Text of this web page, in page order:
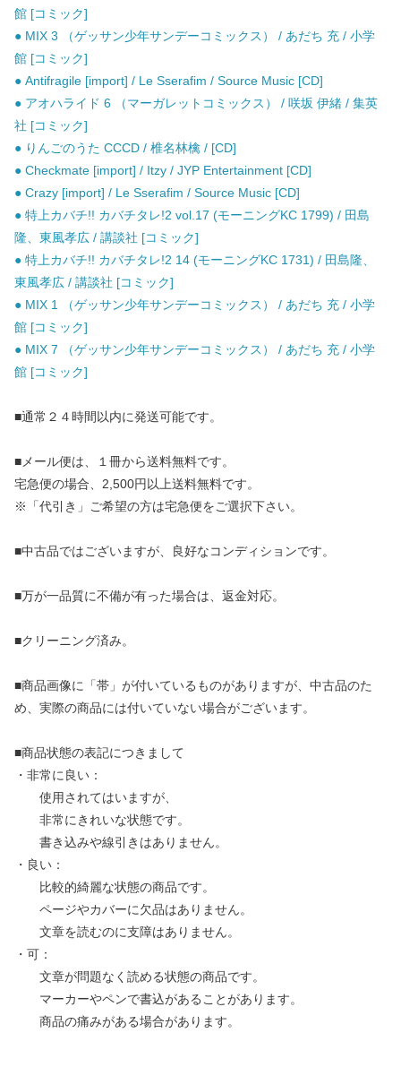
館 [コミック]
● MIX 3 （ゲッサン少年サンデーコミックス） / あだち 充 / 小学
館 [コミック]
● Antifragile [import] / Le Sserafim / Source Music [CD]
● アオハライド 6 （マーガレットコミックス） / 咲坂 伊緒 / 集英
社 [コミック]
● りんごのうた CCCD / 椎名林檎 / [CD]
● Checkmate [import] / Itzy / JYP Entertainment [CD]
● Crazy [import] / Le Sserafim / Source Music [CD]
● 特上カバチ!! カバチタレ!2 vol.17 (モーニングKC 1799) / 田島
隆、東風孝広 / 講談社 [コミック]
● 特上カバチ!! カバチタレ!2 14 (モーニングKC 1731) / 田島隆、
東風孝広 / 講談社 [コミック]
● MIX 1 （ゲッサン少年サンデーコミックス） / あだち 充 / 小学
館 [コミック]
● MIX 7 （ゲッサン少年サンデーコミックス） / あだち 充 / 小学
館 [コミック]
■通常２４時間以内に発送可能です。
■メール便は、１冊から送料無料です。
宅急便の場合、2,500円以上送料無料です。
※「代引き」ご希望の方は宅急便をご選択下さい。
■中古品ではございますが、良好なコンディションです。
■万が一品質に不備が有った場合は、返金対応。
■クリーニング済み。
■商品画像に「帯」が付いているものがありますが、中古品のた
め、実際の商品には付いていない場合がございます。
■商品状態の表記につきまして
・非常に良い：
使用されてはいますが、
非常にきれいな状態です。
書き込みや線引きはありません。
・良い：
比較的綺麗な状態の商品です。
ページやカバーに欠品はありません。
文章を読むのに支障はありません。
・可：
文章が問題なく読める状態の商品です。
マーカーやペンで書込があることがあります。
商品の痛みがある場合があります。